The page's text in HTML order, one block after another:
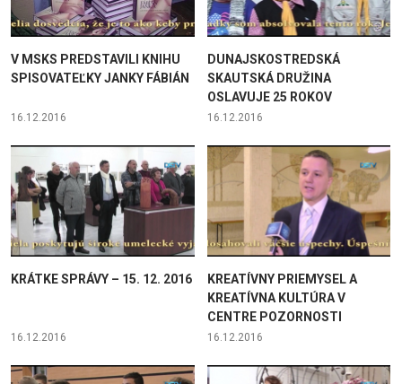
V MSKS PREDSTAVILI KNIHU
SPISOVATEĽKY JANKY FÁBIÁN
16.12.2016
DUNAJSKOSTREDSKÁ
SKAUTSKÁ DRUŽINA
OSLAVUJE 25 ROKOV
16.12.2016
KRÁTKE SPRÁVY – 15. 12. 2016
16.12.2016
KREATÍVNY PRIEMYSEL A
KREATÍVNA KULTÚRA V
CENTRE POZORNOSTI
16.12.2016